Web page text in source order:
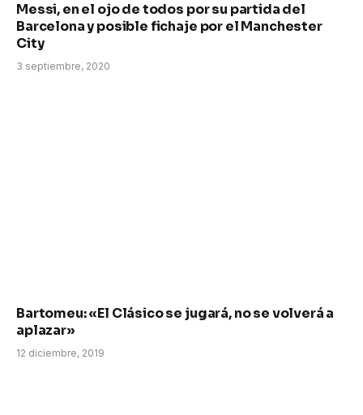
Messi, en el ojo de todos por su partida del
Barcelona y posible fichaje por el Manchester
City
3 septiembre, 2020
Bartomeu: «El Clásico se jugará, no se volverá a
aplazar»
12 diciembre, 2019